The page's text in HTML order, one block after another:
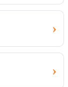
›
›